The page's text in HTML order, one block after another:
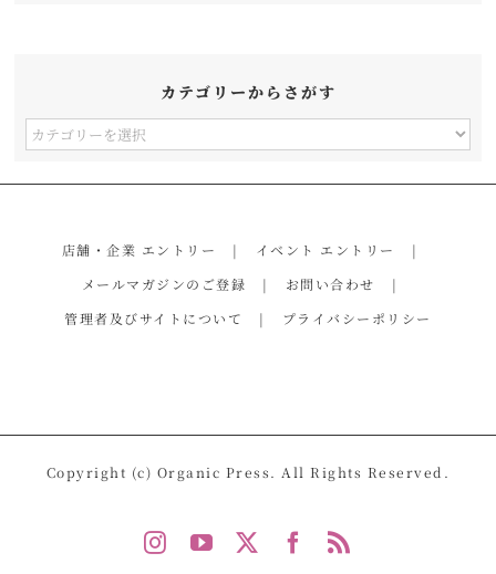
カテゴリーからさがす
カ
す
店舗・企業 エントリー
イベント エントリー
メールマガジンのご登録
お問い合わせ
管理者及びサイトについて
プライバシーポリシー
Copyright (c) Organic Press. All Rights Reserved.
InstagramYouTube Facebook